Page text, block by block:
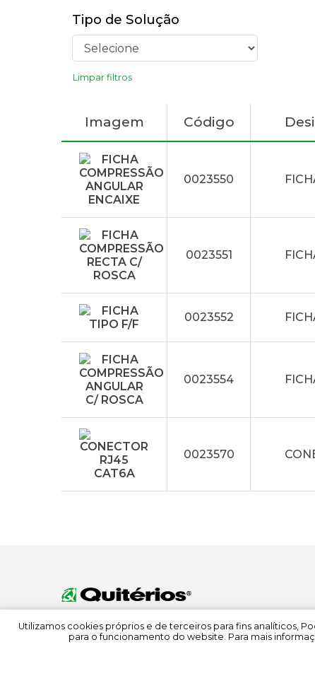
Tipo de Solução
Limpar filtros
Imagem Código
0023550
0023551
0023552
0023554
0023570
Utilizamos cookies próprios e de terceiros para fins analíticos,
para o funcionamento do website. Para mais